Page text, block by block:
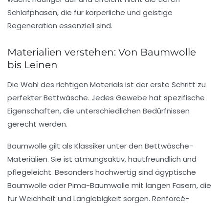
Schlafphasen, die für körperliche und geistige
Regeneration essenziell sind.
Materialien verstehen: Von Baumwolle
bis Leinen
Die Wahl des richtigen Materials ist der erste Schritt zu
perfekter Bettwäsche. Jedes Gewebe hat spezifische
Eigenschaften, die unterschiedlichen Bedürfnissen
gerecht werden.
Baumwolle gilt als Klassiker unter den Bettwäsche-
Materialien. Sie ist atmungsaktiv, hautfreundlich und
pflegeleicht. Besonders hochwertig sind ägyptische
Baumwolle oder Pima-Baumwolle mit langen Fasern, die
für Weichheit und Langlebigkeit sorgen. Renforcé-